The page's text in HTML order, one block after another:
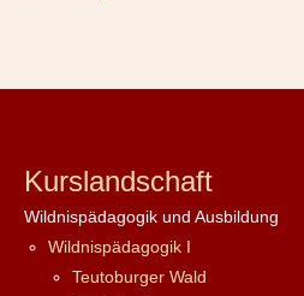
Kurslandschaft
Wildnispädagogik und Ausbildung
Wildnispädagogik I
Teutoburger Wald